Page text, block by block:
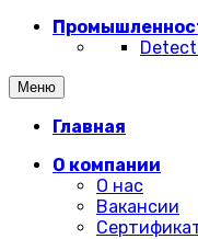
Меню
Главная
О компании
О нас
Вакансии